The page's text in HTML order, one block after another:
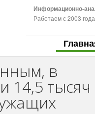
Информационно-
Работаем с 2003
в
14,5 тысяч